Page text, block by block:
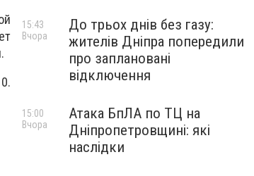
До трьох днів без газу:
жителів Дніпра попередили
про заплановані
відключення
15:43
Вчора
Атака БпЛА по ТЦ на
Дніпропетровщині: які
наслідки
15:00
Вчора